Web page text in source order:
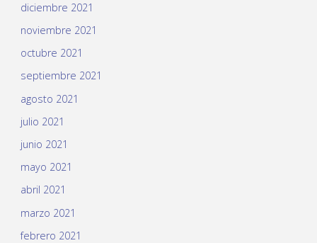
diciembre 2021
noviembre 2021
octubre 2021
septiembre 2021
agosto 2021
julio 2021
junio 2021
mayo 2021
abril 2021
marzo 2021
febrero 2021